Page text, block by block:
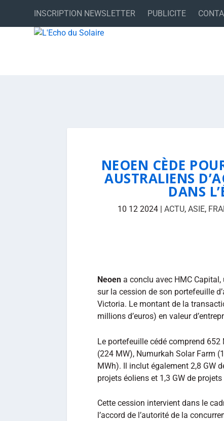
INSCRIPTION NEWSLETTER PUBLICITE
NEOEN CÈDE
AUSTRALIENS
DANS
10 12 2024| ACTU, ASIE,
Neoen a conclu avec HMC
sur la cession de son portefeuille
Victoria. Le montant de la
millions d’euros) en valeur
Le portefeuille cédé comprend 652
(224 MW), Numurkah Solar Farm
MWh). Il inclut également 2,8 GW
projets éoliens et 1,3 GW de
Cette cession intervient dans le
l’accord de l’autorité de la